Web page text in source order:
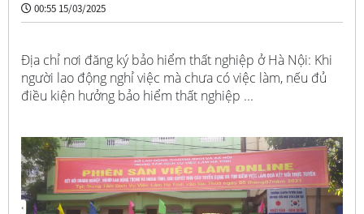
00:55 15/03/2025
Địa chỉ nơi đăng ký bảo hiểm thất nghiệp ở Hà Nội: Khi
người lao động nghỉ việc mà chưa có việc làm, nếu đủ
điều kiện hưởng bảo hiểm thất nghiệp ...